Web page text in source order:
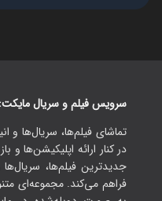
سرویس فیلم و سریال مایکت:
تماشای فیلم‌ها، سریال‌ها و
در کنار ارائه اپلیکیشن‌ها
جدیدترین فیلم‌ها،
فراهم می‌کند. مجموعه‌ای